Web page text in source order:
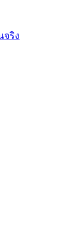
จริง